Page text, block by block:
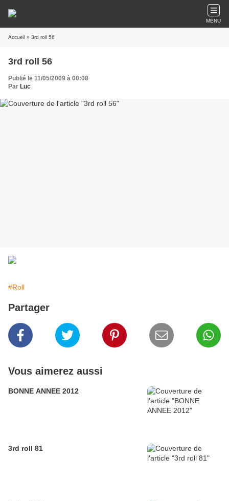
MENU
Accueil » 3rd roll 56
3rd roll 56
Publié le 11/05/2009 à 00:08
Par Luc
#Roll
Partager
Vous aimerez aussi
BONNE ANNEE 2012
3rd roll 81